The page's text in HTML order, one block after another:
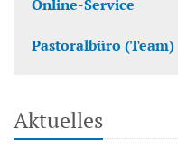
Online-Service
Pastoralbüro (Team)
Aktuelles